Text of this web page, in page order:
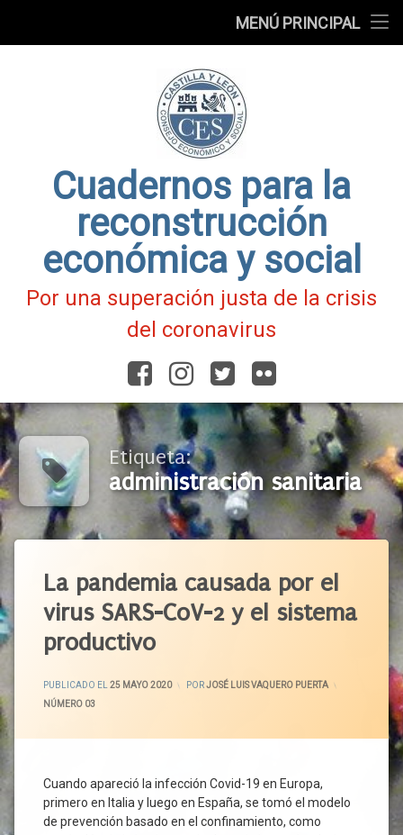
MENÚ PRINCIPAL
Cuadernos para la
reconstrucción
económica y social
Por una superación justa de la crisis
del coronavirus
FacebookInstagram
TwitterFlickr
Etiqueta:
administración sanitaria
La pandemia causada por el
virus SARS-CoV-2 y el sistema
productivo
PUBLICADO EL 25 MAYO 2020
ACTUALIZADO EL
PORJOSÉ LUIS VAQUERO PUERTA
CATEGORÍAS:
NÚMERO 03
Cuando apareció la infección Covid-19 en Europa,
primero en Italia y luego en España, se tomó el modelo
de prevención basado en el confinamiento, como
Actuaciones
Coercitivas
Administración
Sanitaria
Aire
Ambiente
Confinamiento
Controles
Covid-
19